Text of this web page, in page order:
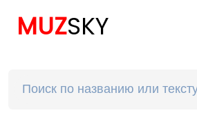
MUZSKY